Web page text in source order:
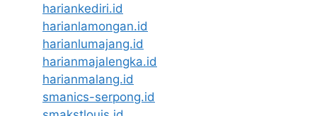
hariankediri.id
harianlamongan.id
harianlumajang.id
harianmajalengka.id
harianmalang.id
smanics-serpong.id